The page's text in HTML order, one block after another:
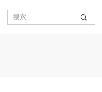
끠